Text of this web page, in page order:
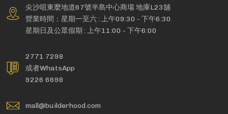
尖沙咀東麼地道67號半島中心商場 地庫L23舖
營業時間：星期一至六 : 上午09:30 - 下午6:30
星期日及公眾假期 : 上午11:00 - 下午6:00
2771 7298
或者WhatsApp
9226 6698
mall@builderhood.com